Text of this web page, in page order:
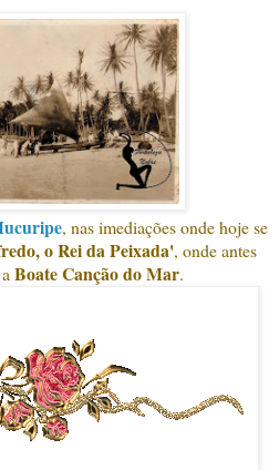
, nas imediações onde hoje se
o Rei da Peixada', onde antes
Boate Canção do Mar.